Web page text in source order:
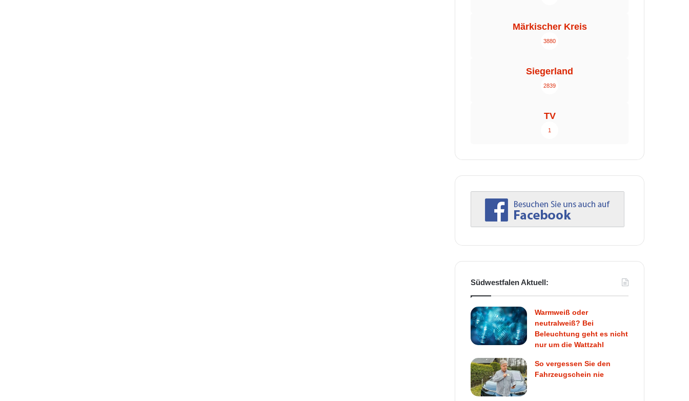
Märkischer Kreis
3880
Siegerland
2839
TV
1
Südwestfalen Aktuell:
Warmweiß oder
neutralweiß? Bei
Beleuchtung geht es nicht
nur um die Wattzahl
So vergessen Sie den
Fahrzeugschein nie